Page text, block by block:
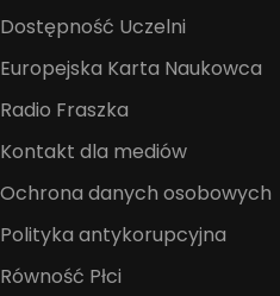
Dostępność Uczelni
Europejska Karta Naukowca
Radio Fraszka
Kontakt dla mediów
Ochrona danych osobowych
Polityka antykorupcyjna
Równość Płci